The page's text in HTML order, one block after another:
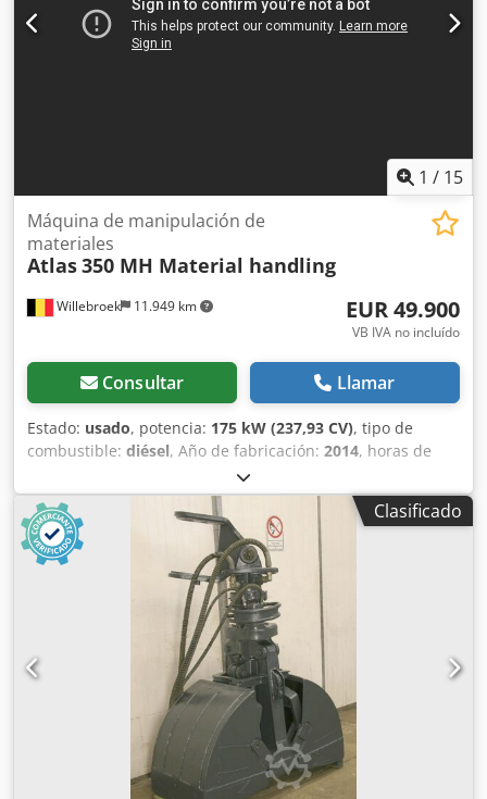
lo largo de la autopista A12, cerca del puerto de Amberes.
Horario de atención: de lunes a viernes, de forma
continua, de 8.30 a 19.00 horas.
1 / 15
Willebroek 11.949 km
Máquina de manipulación de
materiales
Atlas350 MH Material handling
EUR 49.900
VB IVA no incluído
Consultar Llamar
Estado: usado, potencia: 175 kW (237,93 CV), tipo de
combustible: diésel, Año de fabricación: 2014, horas de
, Atlas 350 MH – Brazo largo – con
función de pinza, rotación e imán – Cabina hidráulica – 4
soportes – Peso total 33.500 kg – 11.094 horas de
funcionamiento – = Más información = Año de fabricación:
2014 Modelo: 2014 Uso previsto: Construcción Tracción:
Sobre ruedas Peso máximo autorizado: 33.500 kg Marcado
CE: sí Dkodpfjyuix Rsx Ag Sjr Número de referencia: 51 =
Información de la empresa = Nuestra ubicación se
encuentra entre Amberes y Bruselas, a lo largo de la
autopista A12, cerca del puerto de Amberes. Horario de
atención: de lunes a viernes, ininterrumpidamente, de
Clasificado